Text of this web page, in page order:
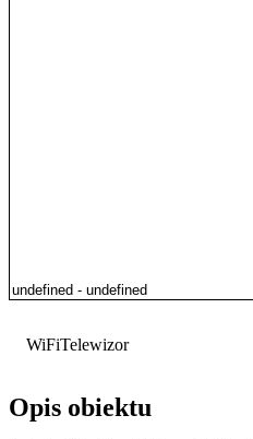
WiFiTelewizor
Opis obiektu